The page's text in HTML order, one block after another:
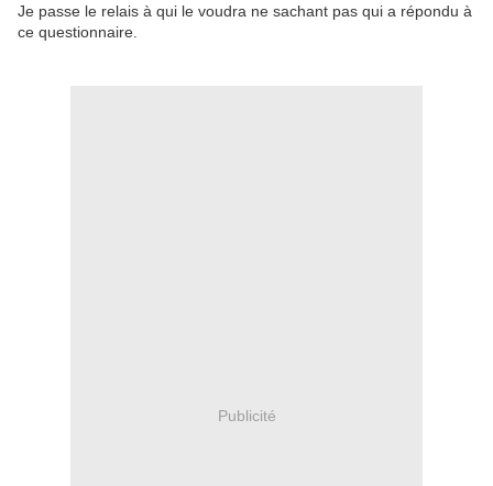
Je passe le relais à qui le voudra ne sachant pas qui a répondu à
ce questionnaire.
Publicité